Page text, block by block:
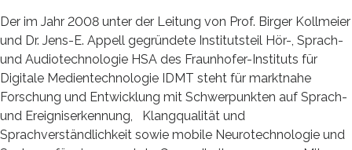
Der im Jahr 2008 unter der Leitung von Prof. Birger Kollmeier
und Dr. Jens-E. Appell gegründete Institutsteil Hör-, Sprach-
und Audiotechnologie HSA des Fraunhofer-Instituts für
Digitale Medientechnologie IDMT steht für marktnahe
Forschung und Entwicklung mit Schwerpunkten auf Sprach-
und Ereigniserkennung, Klangqualität und
Sprachverständlichkeit sowie mobile Neurotechnologie und